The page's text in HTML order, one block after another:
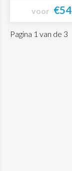
voor
Bekijk
Pagina 1 van de 3